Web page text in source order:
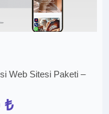
Web Sitesi Paketi –
₺